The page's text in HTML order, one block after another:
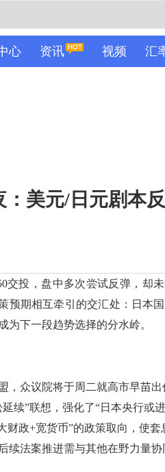
心 资讯 视频 汇
美元/日元剧本
投，盘中多次尝试反弹，却未
预期相互牵引的交汇处：日本
下一段趋势选择的分水岭。
众议院将于周二就高市早苗出
续”联想，强化了“日本央行或
财政+宽货币”的政策取向，使套
续法案推进需与其他在野力量协